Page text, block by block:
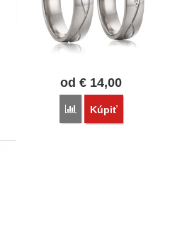
od€ 14,00
Porovnať
Kúpiť